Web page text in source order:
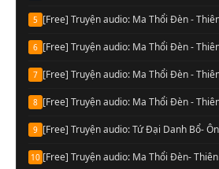
5
6
7
8
9 [Free] Truyện audio: Tứ Đại Danh Bổ-
10